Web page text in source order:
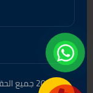
© 2026